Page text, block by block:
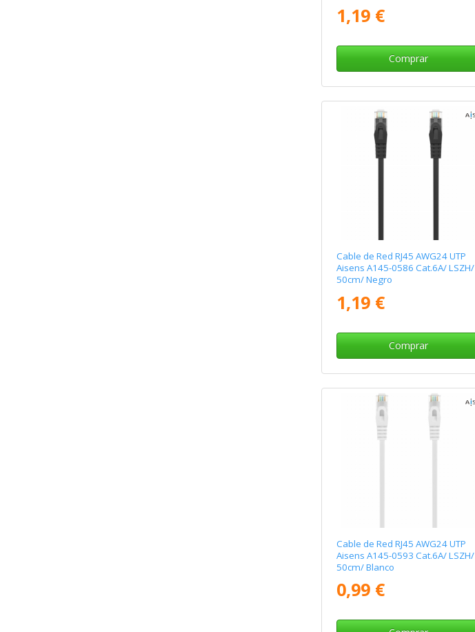
1,19 €
Comprar
Cable de Red RJ45 AWG24 UTP
Aisens A145-0586 Cat.6A/ LSZH/
50cm/ Negro
1,19 €
Comprar
Cable de Red RJ45 AWG24 UTP
Aisens A145-0593 Cat.6A/ LSZH/
50cm/ Blanco
0,99 €